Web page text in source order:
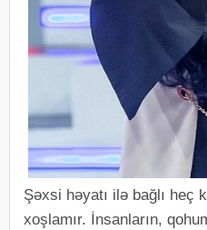
Şəxsi həyatı ilə bağlı heç
xoşlamır. İnsanların,